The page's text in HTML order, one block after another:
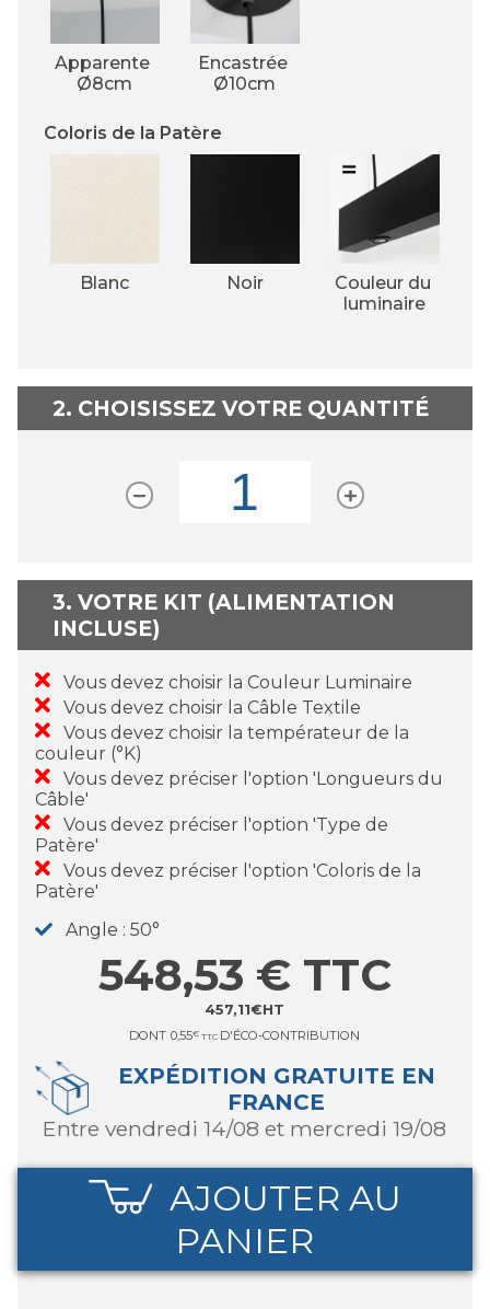
Apparente
Ø8cm
Encastrée
Ø10cm
Coloris de la Patère
Blanc Noir
Couleur du
luminaire
2. CHOISISSEZ VOTRE QUANTITÉ
3. VOTRE KIT (ALIMENTATION
INCLUSE)
Vous devez choisir la Couleur Luminaire
Vous devez choisir la Câble Textile
Vous devez choisir la températeur de la
couleur (°K)
Vous devez préciser l'option 'Longueurs du
Câble'
Vous devez préciser l'option 'Type de
Patère'
Vous devez préciser l'option 'Coloris de la
Patère'
Angle
50°
457,11€HT
548,53 € TTC
DONT 0,55€ TTC D'ÉCO-CONTRIBUTION
EXPÉDITION GRATUITE EN
FRANCE
entre vendredi 14/08 et mercredi 19/08
AJOUTER AU
PANIER